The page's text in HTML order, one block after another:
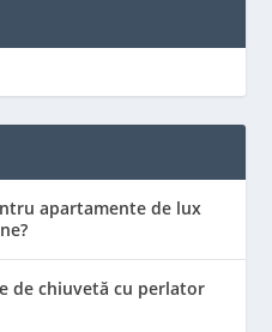
apartamente de lux
de chiuvetă cu perlator